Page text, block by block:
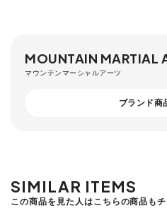
MOUNTAIN MARTIAL
マウンテンマーシャルアーツ
ブランド商
SIMILAR ITEMS
この商品を見た人はこちらの商品も